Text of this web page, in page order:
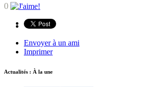
0
Envoyer à un ami
Imprimer
Actualités : À la une